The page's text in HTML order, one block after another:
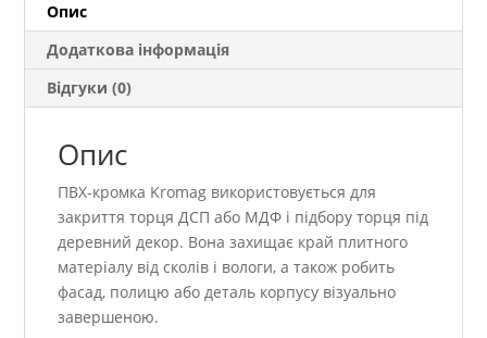
кількість
Опис
Додаткова інформація
Відгуки (0)
Опис
ПВХ-кромка Kromag використовується для
закриття торця ДСП або МДФ і підбору торця під
деревний декор. Вона захищає край плитного
матеріалу від сколів і вологи, а також робить
фасад, полицю або деталь корпусу візуально
завершеною.